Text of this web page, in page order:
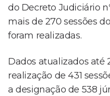
do Decreto Judiciário
mais de 270 sessões
foram realizadas.
Dados atualizados até
realização de 431
a designação de 538